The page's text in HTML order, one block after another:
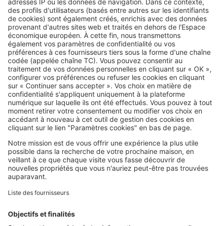
des taux n’a pas fait de miracle
Image
Conjoncture immobilière
Baromètre immobilier : le marché
remonte-t-il la pente ?
SeLoger c'est aussi
Retrouvez-nous sur ...